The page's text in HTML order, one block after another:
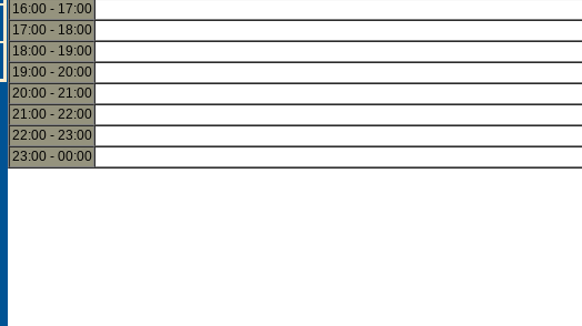
16:00 - 17:00
17:00 - 18:00
18:00 - 19:00
19:00 - 20:00
20:00 - 21:00
21:00 - 22:00
22:00 - 23:00
23:00 - 00:00